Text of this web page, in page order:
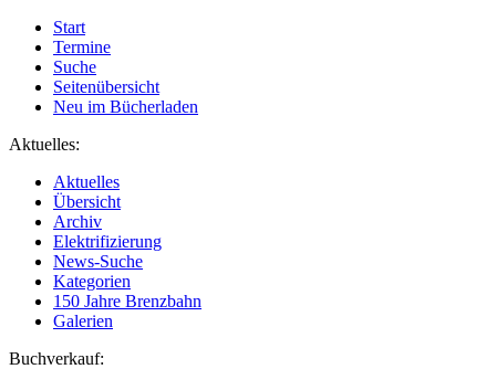
Start
Termine
Suche
Seitenübersicht
Neu im Bücherladen
Aktuelles:
Aktuelles
Übersicht
Archiv
Elektrifizierung
News-Suche
Kategorien
150 Jahre Brenzbahn
Galerien
Buchverkauf: